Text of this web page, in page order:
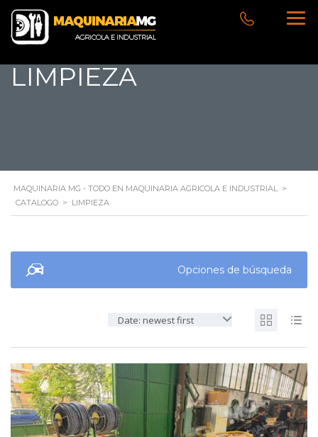
LIMPIEZA
MAQUINARIA MG - TODO EN MAQUINARIA AGRICOLA E INDUSTRIAL >
CATALOGO > LIMPIEZA
Opciones de búsqueda
Date: newest first